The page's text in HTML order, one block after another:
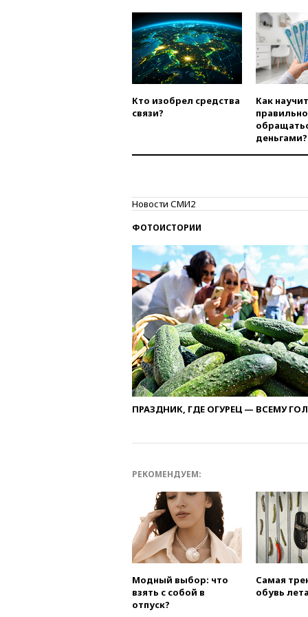
Кто изобрел средства
связи?
Как
правильно
деньгами?
Новости СМИ2
ФОТОИСТОРИИ
ПРАЗДНИК, ГДЕ ОГУРЕЦ — ВСЕМУ
РЕКОМЕНДУЕМ:
Модный выбор: что
взять с собой в
отпуск?
Самая
обувь